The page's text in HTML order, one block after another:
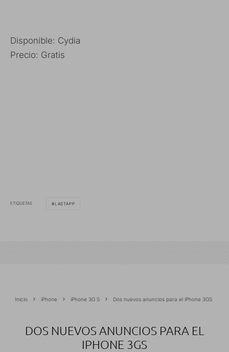
Disponible: Cydia
Precio: Gratis
ETIQUETAS LASTAPP
Inicio iPhone iPhone 3G S Dos nuevos anuncios para el iPhone 3GS
DOS NUEVOS ANUNCIOS PARA EL
IPHONE 3GS